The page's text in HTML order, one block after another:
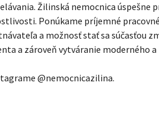
Žilinská nemocnica úspešne
Ponúkame príjemné
a možnosť stať sa súčasťou
a zároveň vytváranie moderného
@nemocnicazilina.